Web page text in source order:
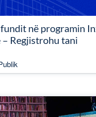
në programin
– Regjistrohu tani